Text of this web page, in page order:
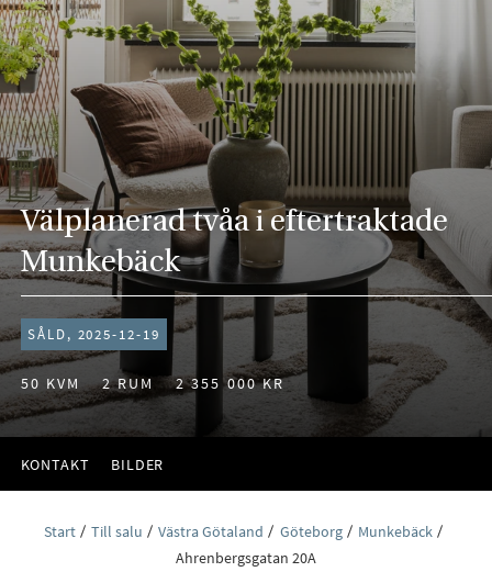
Välplanerad tvåa i eftertraktade
Munkebäck
SÅLD, 2025-12-19
50 KVM 2 RUM 2 355 000 KR
KONTAKT BILDER
Start Till salu Västra Götaland Göteborg
Munkebäck
Ahrenbergsgatan 20A